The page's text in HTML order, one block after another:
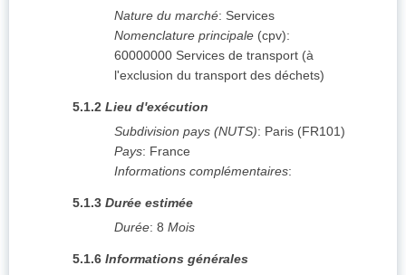
Nature du marché: Services
Nomenclature principale (cpv):
60000000 Services de transport (à
l'exclusion du transport des déchets)
5.1.2 Lieu d'exécution
Subdivision pays (NUTS): Paris (FR101)
Pays: France
Informations complémentaires:
5.1.3 Durée estimée
Durée: 8 Mois
5.1.6 Informations générales